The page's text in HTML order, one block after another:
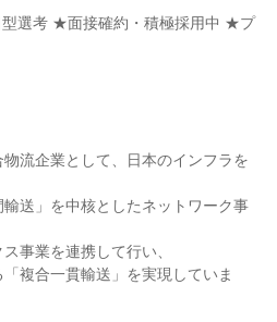
選考 ★面接確約・積極採用中 ★プ
流企業として、日本のインフラを
輸送」を中核としたネットワーク事
事業を連携して行い、
複合一貫輸送」を実現していま